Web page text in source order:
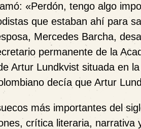
«Perdón, tengo algo
que estaban ahí para
Mercedes Barcha,
permanente de la
Artur Lundkvist situada en
decía que Artur
más importantes del
crítica literaria, narrativa